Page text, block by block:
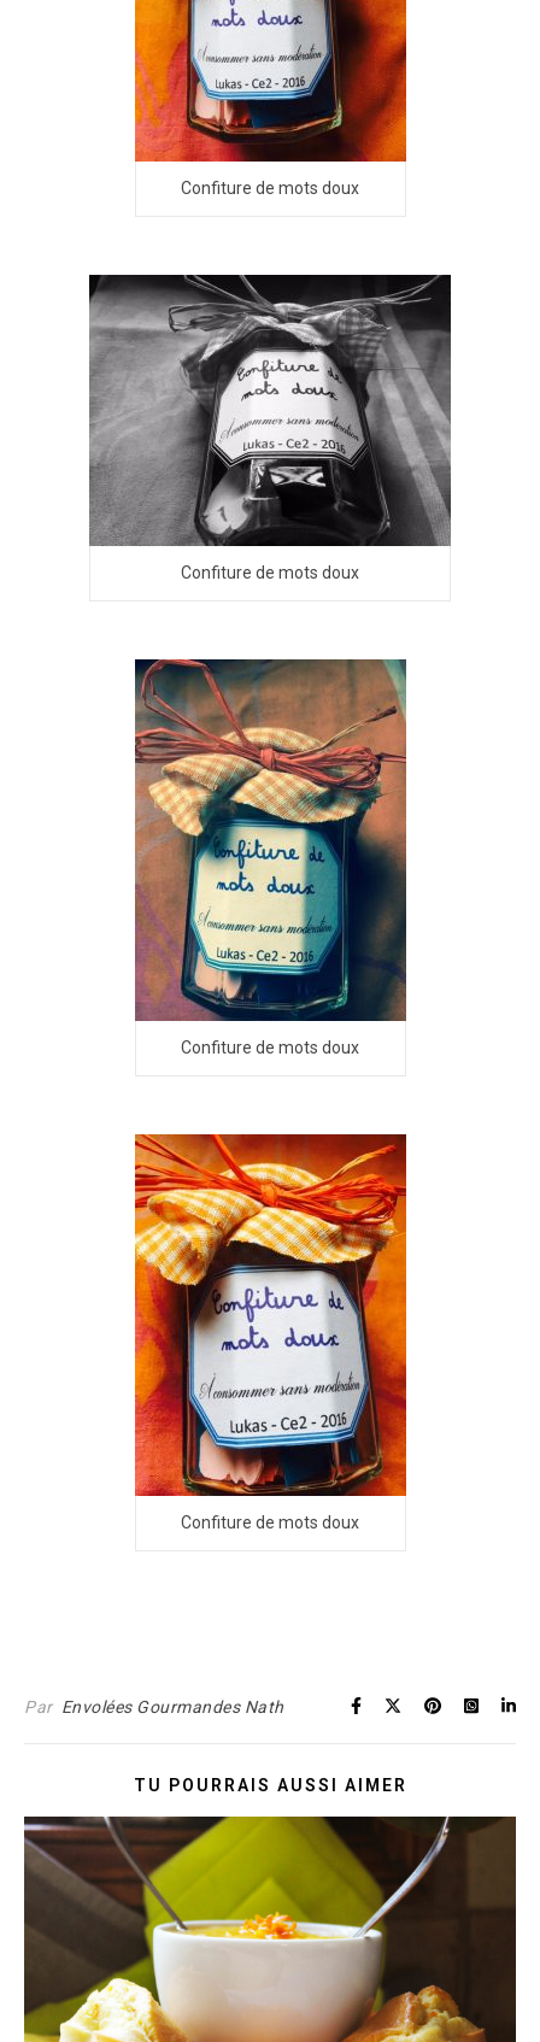
Confiture de mots doux
Confiture de mots doux
Confiture de mots doux
Confiture de mots doux
Par Envolées Gourmandes Nath
TU POURRAIS AUSSI AIMER